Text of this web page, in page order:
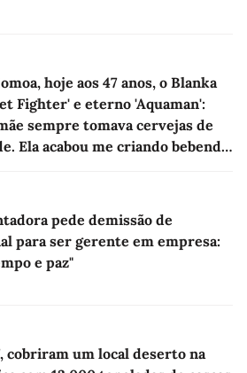
hoje aos 47 anos, o Blanka
Fighter' e eterno 'Aquaman':
sempre tomava cervejas de
Ela acabou me criando bebendo
pede demissão de
para ser gerente em empresa:
e paz"
cobriram um local deserto na